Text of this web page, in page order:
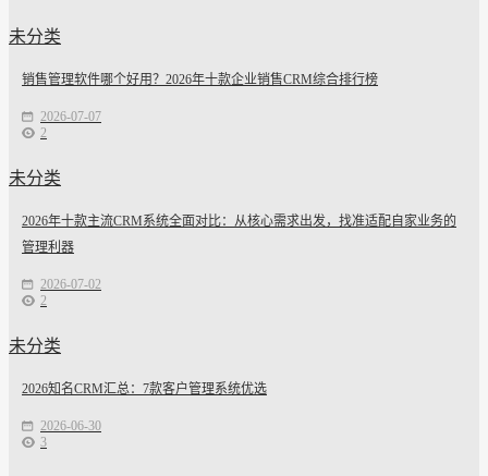
未分类
销售管理软件哪个好用？2026年十款企业销售CRM综合排行榜
2026-07-07
2
未分类
2026年十款主流CRM系统全面对比：从核心需求出发，找准适配自家业务的
管理利器
2026-07-02
2
未分类
2026知名CRM汇总：7款客户管理系统优选
2026-06-30
3